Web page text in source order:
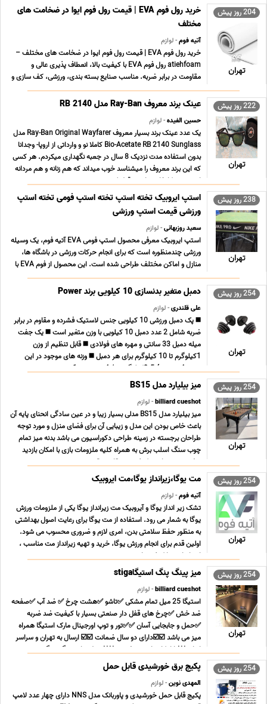
204 روز پیش
تهران
خرید رول فوم EVA | قیمت رول فوم ایوا در ضخامت های
مختلف
آتیه فوم- لوازم
خرید رول فوم EVA | قیمت رول فوم ایوا در ضخامت های مختلف –
atiehfoam رول فوم EVA با کیفیت بالا، انعطاف پذیری عالی و
مقاومت در برابر ضربه. مناسب صنایع بسته بندی، ورزشی، کف سازی و
تولید قطعات. خرید مستقیم از atiehfoam با قیمت مناسب و امکان
سفارش در ضخامت دلخواه. رول فوم EVA رول فوم ... ...
222 روز پیش
تهران
عینک برند معروف Ray-Ban مدل RB 2140
حسین الفیده- لوازم
یک عدد عینک برند بسیار معروف Ray-Ban Original Wayfarer مدل
Bio-Acetate RB 2140 Sunglass کاملا نو و وارداتی از اروپا- وجدانا
بدون استفاده مدت نزدیک 8 سال در جعبه نگهداری میکردم. هر کسی
که این برند معروف را میشناسد خوب میداند که هم زنانه و هم مردانه
است و در کارخانه سازنده، قطر لنز ... ...
238 روز پیش
تهران
استپ ایروبیک تخته استپ تخته استپ فومی تخته استپ
ورزشی قیمت استپ ورزشی
سعید روزبهانی- لوازم
استپ ایروبیک معرفی محصول استپ فومی EVA آتیه فوم، یک وسیله
ورزشی چندمنظوره است که برای انجام حرکات ورزشی در باشگاه ها،
منازل و اماکن مختلف طراحی شده است. این محصول از فوم EVA با
تراکم بالا ساخته شده و به دلیل ویژگی هایی نظیر انعطاف پذیری،
مقاومت بالا و طراحی آج دار یا صاف، برای ور ... ...
254 روز پیش
تهران
دمبل متغیر بدنسازی 10 کیلویی برند Power
علی قلندری- لوازم
◼️️ پک دمبل ورزشی 10 کیلویی جنس لاستیک فشرده و مقاوم در برابر
ضربه شامل 2 عدد دمبل 10 کیلویی با وزن متغیر است ◼️ یک جفت
میله دمبل 33 سانتی و مهره های فولادی ◼️ قابل تنظیم از وزن
1کیلوگرم تا 10 کیلوگرم برای هر دمبل ◼️ وزنه های موجود در این
بسته 4عدد«وزنۀ 0.5کیلوگرمی»/ 4عدد «وزنه 1 ... ...
254 روز پیش
تهران
میز بیلیارد مدل BS15
billiard cueshot- لوازم
میز بیلیارد مدل BS15 مدلی بسیار زیبا و در عین سادگی انحنای پایه آن
باعث خاص بودن این مدل و زیبایی آن برای فضای منزل و مورد توجه
طراحان برجسته در زمینه طراحی دکوراسیون می باشد بدنه میز تمام
چوب سنگ اسلب برش به همراه کلیه ملزومات بازی با امکان بازدید
حضوری و مشاهده کیفیت و مقایسه ق ... ...
254 روز پیش
تهران
مت یوگا،زیرانداز یوگا،مت ایروبیک
آتیه فوم- لوازم
تشک زیر انداز یوگا و آیروبیک مت زیرانداز یوگا یکی از ملزومات ورزش
یوگا به شمار می رود. استفاده از مت یوگا برای رعایت اصول بهداشتی
به منظور حفظ سلامتی بدن، امری لازم و ضروری محسوب می شود.
اولین قدم برای انجام ورزش یوگا، خرید و تهیه زیرانداز مت مناسب ،
استاندارد و با کیفیت است. زیر ... ...
254 روز پیش
تهران
میز پینگ پنگ استیگاstiga
billiard cueshot- لوازم
استیگا 25 میل تمام مشکی ✅تاشو ✅هشت چرخ ✅ ضد آب ✅صفحه
ضد خش ✅چرخ های قفل دار صنعتی بسیار با کیفیت ضد ضربه
✅حمل و جابجایی آسان ✅✅تور و توپ اورجینال مارک استیگا همراه
میز می باشد ☑️☑️دارای دو سال ضمانت ☑️☑️ ارسال به تهران و سراسر
ایران ***با امکان بازدید حضوری **** مدل های پینگ پونگ ... ...
254 روز پیش پکیج برق خورشیدی قابل حمل
المهدی نوین- لوازم
پکیج قابل حمل خورشیدی و پاوربانک مدل NNS دارای چهار عدد لامپ